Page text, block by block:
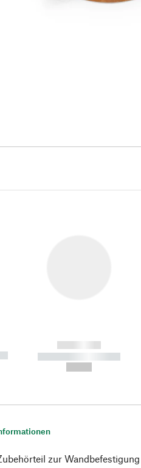
------------
----------- -----------
zur